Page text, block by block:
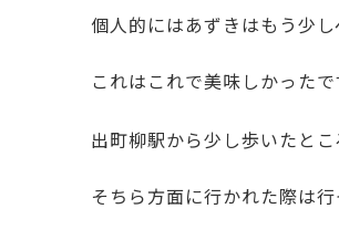
個人的にはあずきはもう少
これはこれで美味しかったで
出町柳駅から少し歩いたと
そちら方面に行かれた際は行